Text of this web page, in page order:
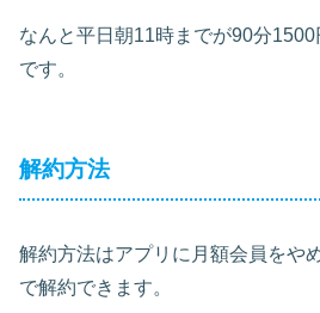
なんと平日朝11時までが90分1500
です。
解約方法
解約方法はアプリに月額会員をや
で解約できます。